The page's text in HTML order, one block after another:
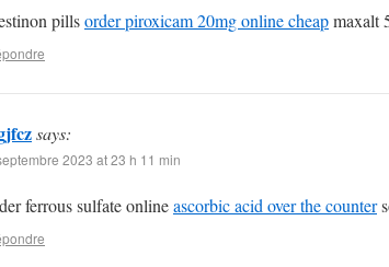
pillsorder piroxicam 20mg online cheapmaxalt
says:
2023 at 23 h 11 min
ferrous sulfate onlineascorbic acid over the counter